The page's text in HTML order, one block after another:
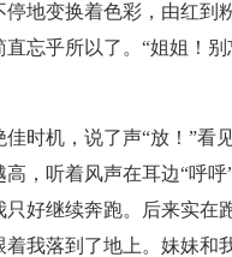
停地变换着色彩，由红
忘乎所以了。“姐姐！
时机，说了声“放！”看
，听着风声在耳边“呼
好继续奔跑。后来实在
我落到了地上。妹妹和